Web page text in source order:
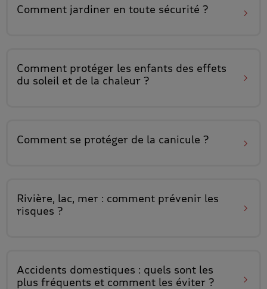
Comment jardiner en toute sécurité ?
Comment protéger les enfants des effets
du soleil et de la chaleur ?
Comment se protéger de la canicule ?
Rivière, lac, mer : comment prévenir les
risques ?
Accidents domestiques : quels sont les
plus fréquents et comment les éviter ?